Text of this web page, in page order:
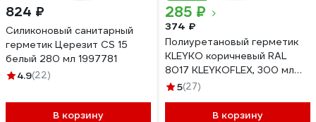
824 ₽
Силиконовый санитарный
герметик Церезит CS 15
белый 280 мл 1997781
4.9(22)
В корзину
285 ₽
374 ₽
Полиуретановый герметик
KLEYKO коричневый RAL
8017 KLEYKOFLEX, 300 мл
KFX-BR-300
5(27)
В корзину